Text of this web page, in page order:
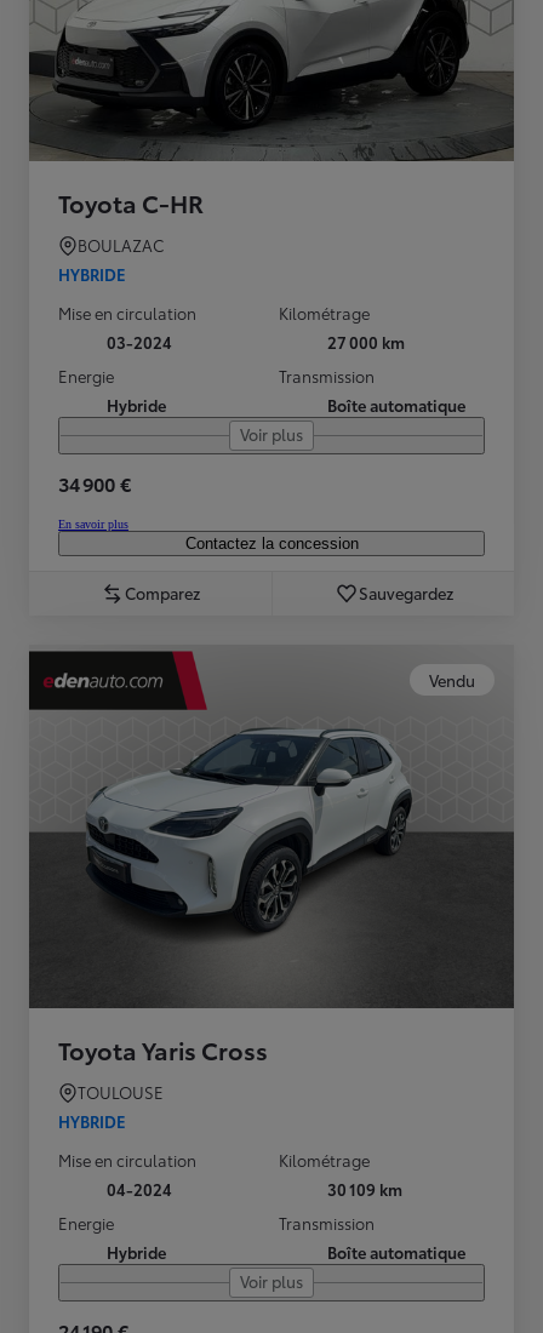
Toyota C-HR
BOULAZAC
HYBRIDE
Mise en circulation
03-2024
Kilométrage
27 000 km
Energie
Hybride
Transmission
Boîte automatique
Voir plus
34 900 €
En savoir plus
Contactez la concession
Comparez Sauvegardez
Vendu
Toyota Yaris Cross
TOULOUSE
HYBRIDE
Mise en circulation
04-2024
Kilométrage
30 109 km
Energie
Hybride
Transmission
Boîte automatique
Voir plus